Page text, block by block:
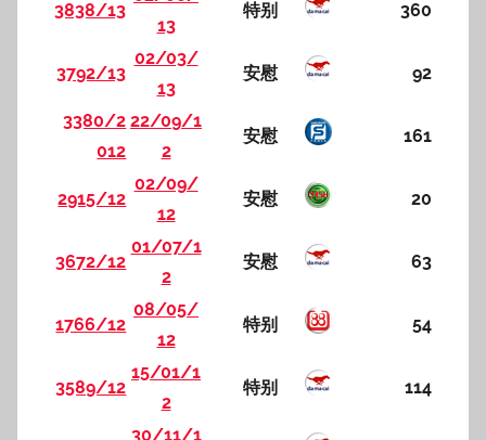
3838/13
13
特别 360
3792/13
02/03/
13
安慰 92
3380/2
012
22/09/1
2
安慰 161
2915/12
02/09/
12
安慰 20
3672/12
01/07/1
2
安慰 63
1766/12
08/05/
12
特别 54
3589/12
15/01/1
2
特别 114
30/11/1